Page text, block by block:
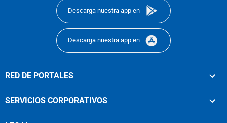
Descarga nuestra app en
Descarga nuestra app en
RED DE PORTALES
SERVICIOS CORPORATIVOS